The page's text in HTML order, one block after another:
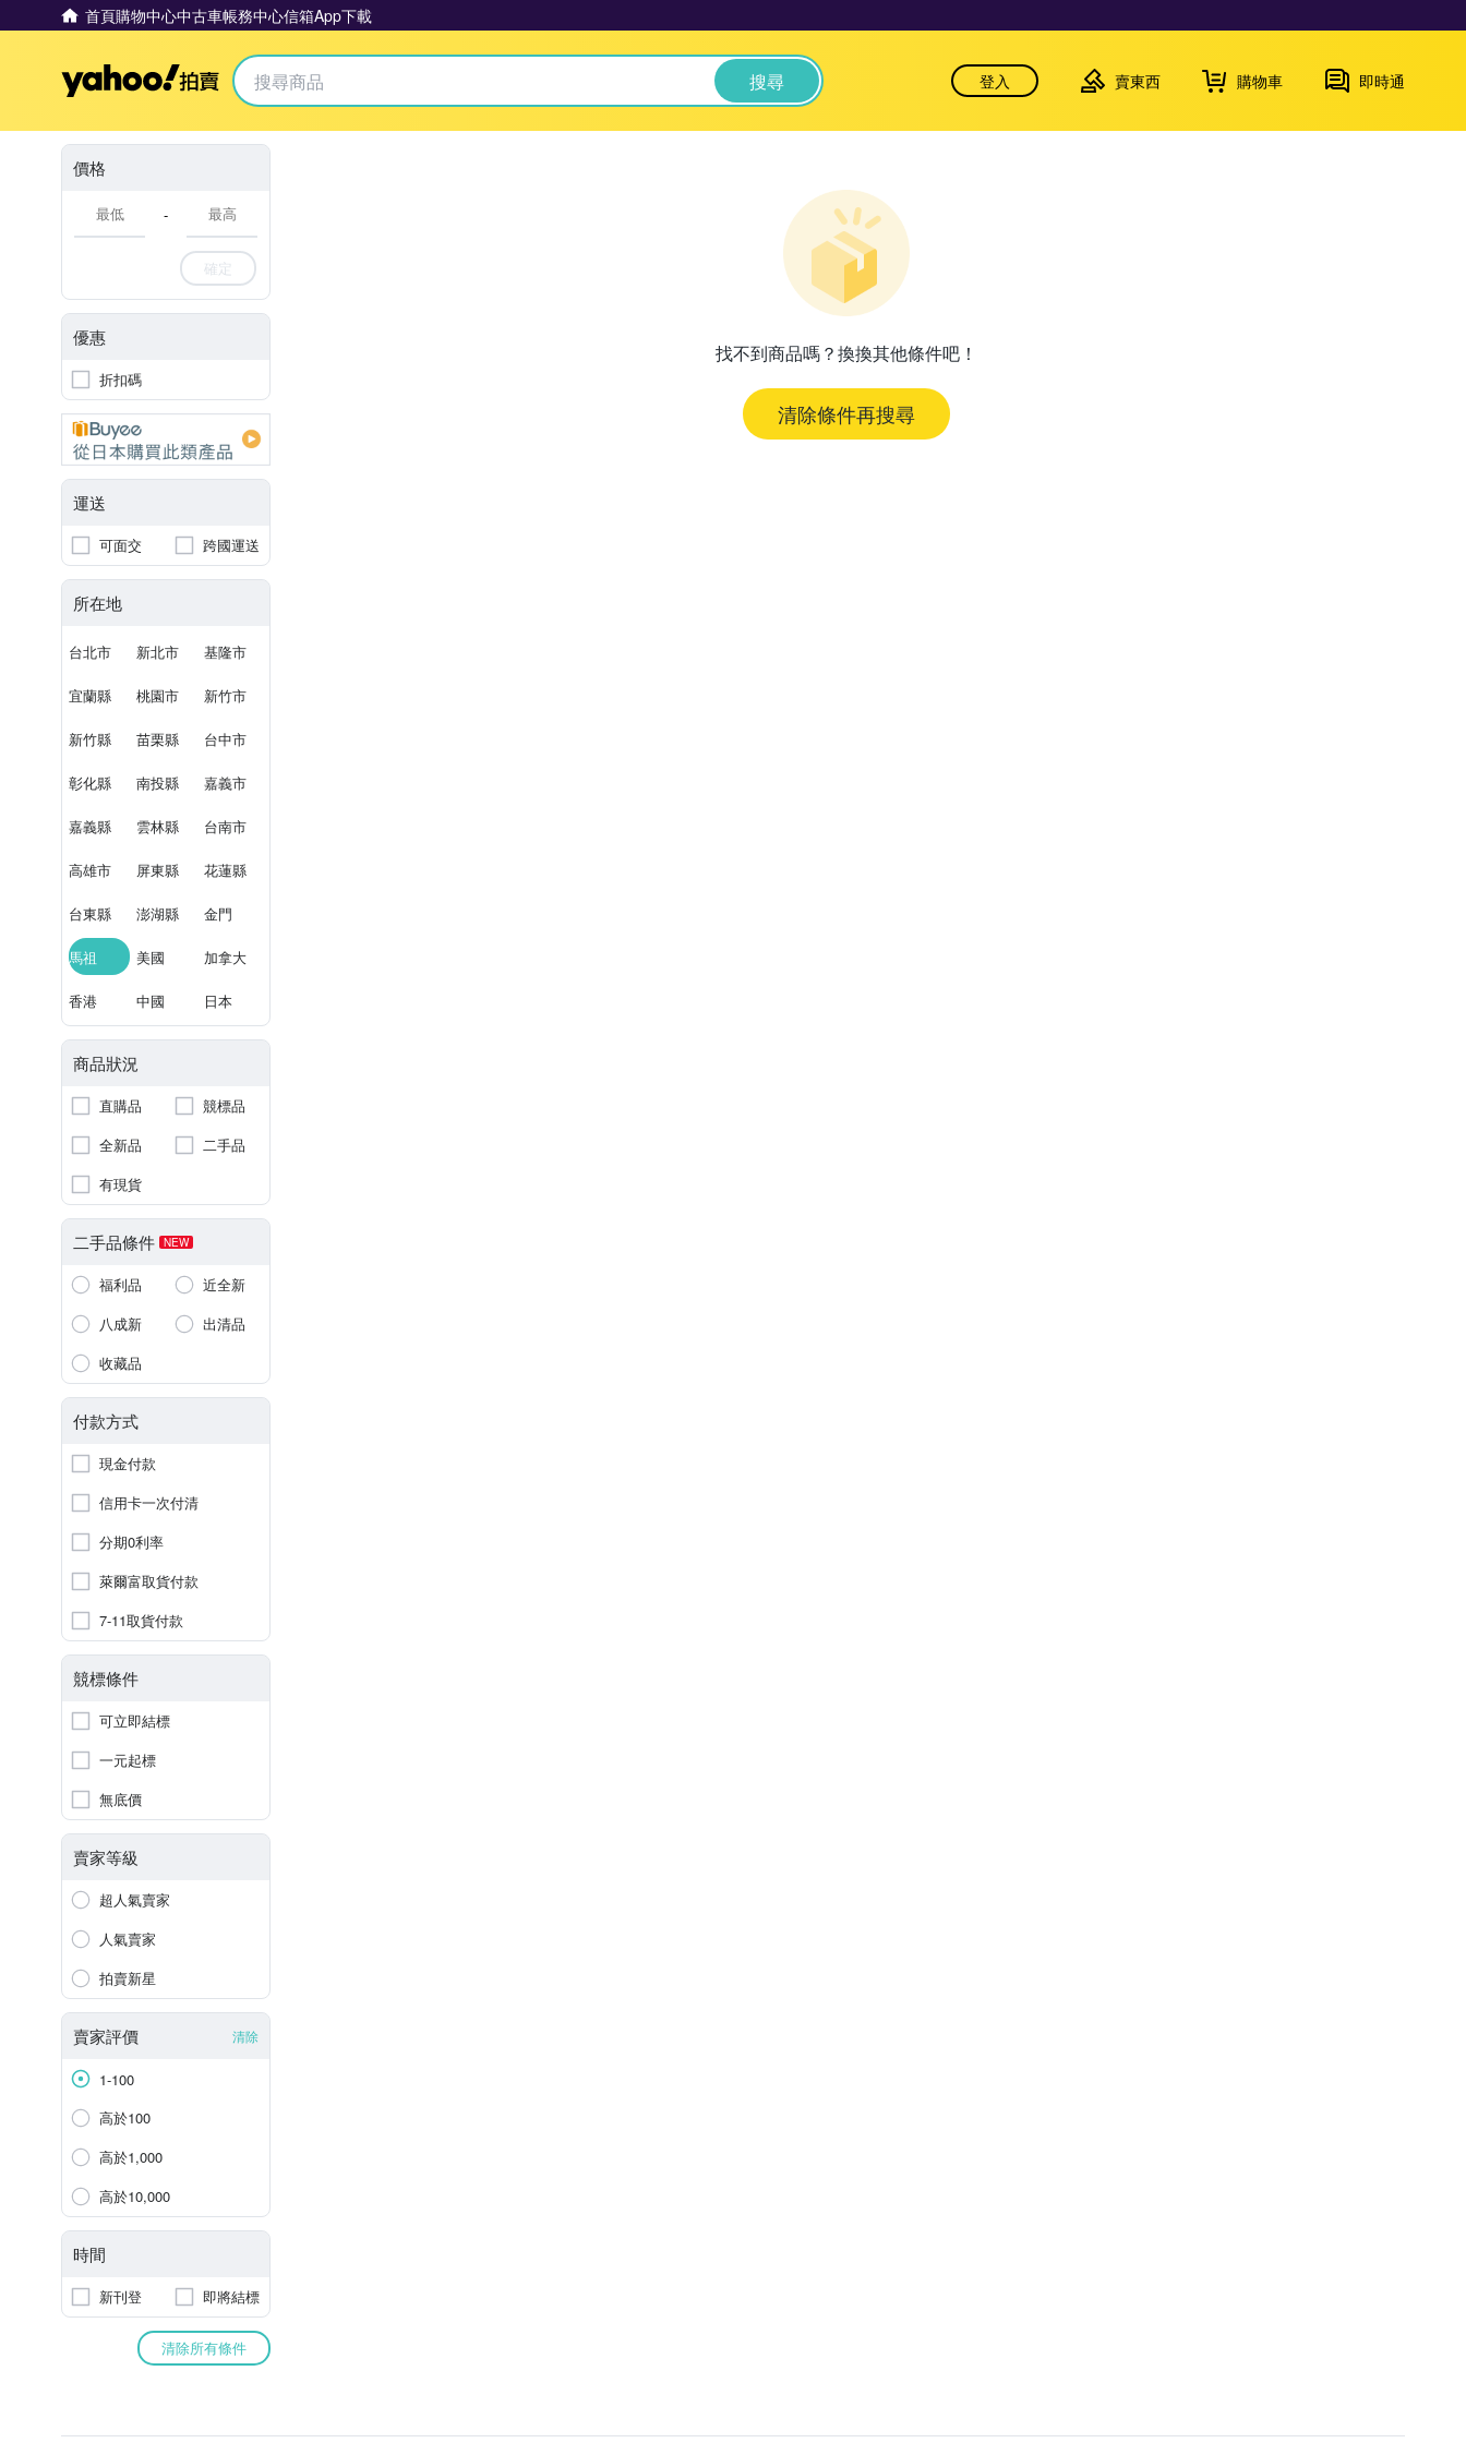
首頁購物中心中古車帳務中心信箱App下載
Yahoo拍賣 搜尋 登入 賣東西 購物車 即時通
價格
-
確定
優惠
折扣碼
運送
可面交 跨國運送
所在地
台北市 新北市 基隆市
宜蘭縣 桃園市 新竹市
新竹縣 苗栗縣 台中市
彰化縣 南投縣 嘉義市
嘉義縣 雲林縣 台南市
高雄市 屏東縣 花蓮縣
台東縣 澎湖縣 金門
馬祖 美國 加拿大
香港 中國 日本
商品狀況
直購品
競標品
全新品
二手品
有現貨
二手品條件 NEW
福利品
近全新
八成新
出清品
收藏品
付款方式
現金付款
信用卡一次付清
分期0利率
萊爾富取貨付款
7-11取貨付款
競標條件
可立即結標
一元起標
無底價
賣家等級
超人氣賣家
人氣賣家
拍賣新星
賣家評價 清除
1-100
高於100
高於1,000
高於10,000
時間
新刊登 即將結標
清除所有條件
找不到商品嗎？換換其他條件吧！
清除條件再搜尋